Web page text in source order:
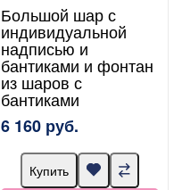
Большой шар с
индивидуальной
надписью и
бантиками и фонтан
из шаров с
бантиками
6 160 руб.
Купить